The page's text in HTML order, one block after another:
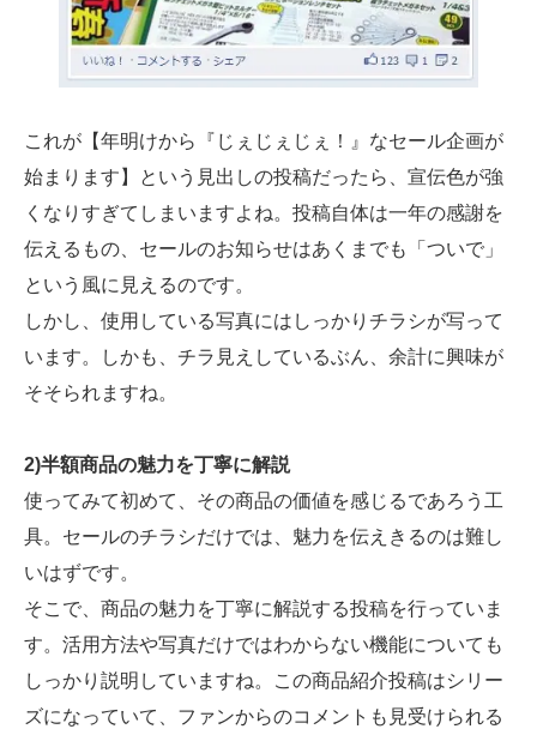
これが【年明けから『じぇじぇじぇ！』なセール企画が
始まります】という見出しの投稿だったら、宣伝色が強
くなりすぎてしまいますよね。投稿自体は一年の感謝を
伝えるもの、セールのお知らせはあくまでも「ついで」
という風に見えるのです。
しかし、使用している写真にはしっかりチラシが写って
います。しかも、チラ見えしているぶん、余計に興味が
そそられますね。
2)半額商品の魅力を丁寧に解説
使ってみて初めて、その商品の価値を感じるであろう工
具。セールのチラシだけでは、魅力を伝えきるのは難し
いはずです。
そこで、商品の魅力を丁寧に解説する投稿を行っていま
す。活用方法や写真だけではわからない機能についても
しっかり説明していますね。この商品紹介投稿はシリー
ズになっていて、ファンからのコメントも見受けられる